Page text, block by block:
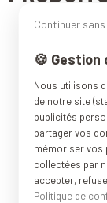
Continuer
🍪 Gestion
Nous utilisons
de notre site
publicités
partager vos
mémoriser vos
collectées par
accepter,
Politique de